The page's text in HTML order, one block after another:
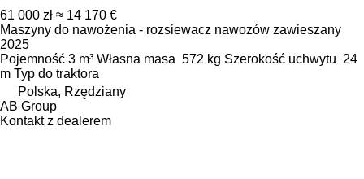
61 000 zł ≈ 14 170 €
Maszyny do nawożenia - rozsiewacz nawozów zawieszany
2025
Pojemność 3 m³ Własna masa 572 kg Szerokość uchwytu 24
m Typ do traktora
Polska, Rzędziany
AB Group
Kontakt z dealerem